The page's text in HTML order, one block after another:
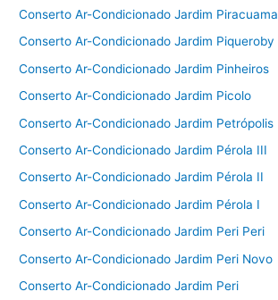
Conserto Ar-Condicionado Jardim Piracuama
Conserto Ar-Condicionado Jardim Piqueroby
Conserto Ar-Condicionado Jardim Pinheiros
Conserto Ar-Condicionado Jardim Picolo
Conserto Ar-Condicionado Jardim Petrópolis
Conserto Ar-Condicionado Jardim Pérola III
Conserto Ar-Condicionado Jardim Pérola II
Conserto Ar-Condicionado Jardim Pérola I
Conserto Ar-Condicionado Jardim Peri Peri
Conserto Ar-Condicionado Jardim Peri Novo
Conserto Ar-Condicionado Jardim Peri